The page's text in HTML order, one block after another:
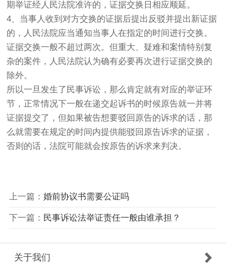
期举证经人民法院准许的，证据交换日相应顺延。
4、当事人收到对方交换的证据后提出反驳并提出新证据
的，人民法院应当通知当事人在指定的时间进行交换。
证据交换一般不超过两次。但重大、疑难和案情特别复
杂的案件，人民法院认为确有必要再次进行证据交换的
除外。
所以一旦发生了民事诉讼，那么肯定就有对应的举证环
节，正常情况下一般在递交起诉书的时候原告就一并将
证据提交了，但如果被告想要驳回原告的诉求的话，那
么就需要在规定的时间内提供能驳回原告诉求的证据，
否则的话，法院可能就会按原告的诉求来判决。
上一篇： 婚前协议书需要公证吗
下一篇： 民事诉讼法举证责任一般由谁承担？
关于我们